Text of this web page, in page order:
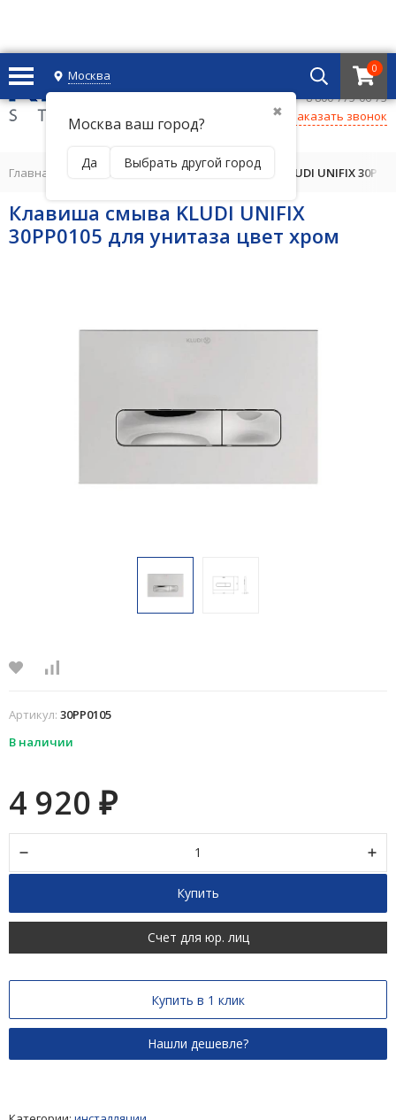
Москва
✖
Москва ваш город?
Да Выбрать другой город
0
+7 495 221 69 55
8 800-775-06-73
Заказать звонок
Главная ИНСТАЛЛЯЦИИ / Клавиша смыва KLUDI UNIFIX
Клавиша смыва KLUDI UNIFIX
30PP0105 для унитаза цвет хром
Артикул: 30PP0105
В наличии
4 920 ₽
Купить
Счет для юр. лиц
Купить в 1 клик